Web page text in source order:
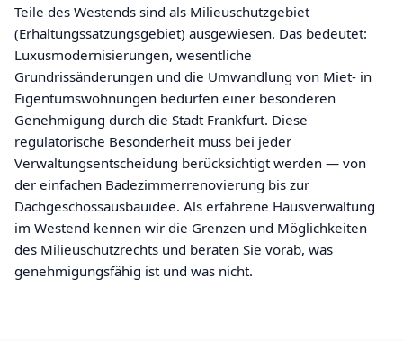
Teile des Westends sind als Milieuschutzgebiet
(Erhaltungssatzungsgebiet) ausgewiesen. Das bedeutet:
Luxusmodernisierungen, wesentliche
Grundrissänderungen und die Umwandlung von Miet- in
Eigentumswohnungen bedürfen einer besonderen
Genehmigung durch die Stadt Frankfurt. Diese
regulatorische Besonderheit muss bei jeder
Verwaltungsentscheidung berücksichtigt werden — von
der einfachen Badezimmerrenovierung bis zur
Dachgeschossausbauidee. Als erfahrene Hausverwaltung
im Westend kennen wir die Grenzen und Möglichkeiten
des Milieuschutzrechts und beraten Sie vorab, was
genehmigungsfähig ist und was nicht.